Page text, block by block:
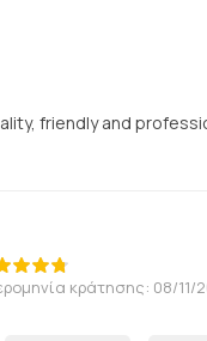
friendly and
κράτησης: 08/11/